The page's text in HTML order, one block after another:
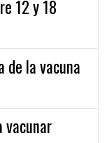
12 y 18
de la vacuna